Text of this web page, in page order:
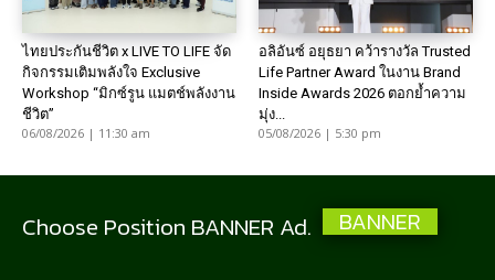
ไทยประกันชีวิต x LIVE TO LIFE จัด
กิจกรรมเติมพลังใจ Exclusive
Workshop “มิกซ์รูน แมตช์พลังงาน
ชีวิต”
06/08/2026 | 11:30 am
อลิอันซ์ อยุธยา คว้ารางวัล Trusted
Life Partner Award ในงาน Brand
Inside Awards 2026 ตอกย้ำความ
มุ่ง...
05/08/2026 | 5:30 pm
Choose Position BANNER Ad. BANNER